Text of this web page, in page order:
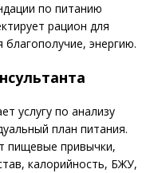
по питанию
рацион для
энергию.
услугу по анализу
план питания.
пищевые привычки,
калорийность, БЖУ,